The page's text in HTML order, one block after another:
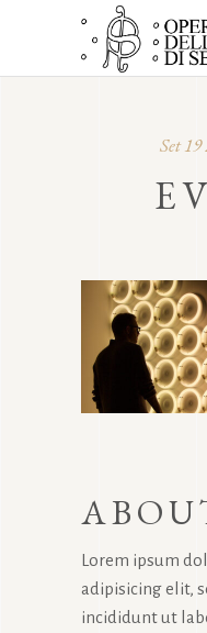
Set
Lorem ipsum
adipisicing elit,
incididunt ut